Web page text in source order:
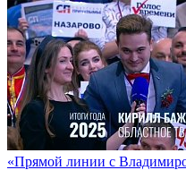
«Прямой линии с